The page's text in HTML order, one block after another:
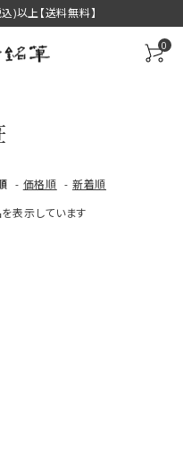
以上【送料無料】
0
- 価格順 - 新着順
表示しています